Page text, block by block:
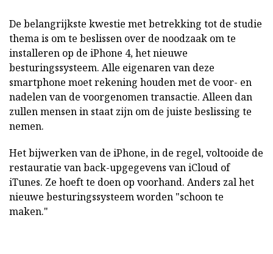
De belangrijkste kwestie met betrekking tot de studie
thema is om te beslissen over de noodzaak om te
installeren op de iPhone 4, het nieuwe
besturingssysteem. Alle eigenaren van deze
smartphone moet rekening houden met de voor- en
nadelen van de voorgenomen transactie. Alleen dan
zullen mensen in staat zijn om de juiste beslissing te
nemen.
Het bijwerken van de iPhone, in de regel, voltooide de
restauratie van back-upgegevens van iCloud of
iTunes. Ze hoeft te doen op voorhand. Anders zal het
nieuwe besturingssysteem worden "schoon te
maken."